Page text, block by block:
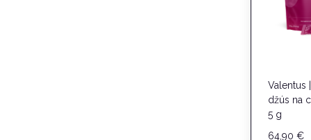
Valentus
džús na
5 g
64,90 €